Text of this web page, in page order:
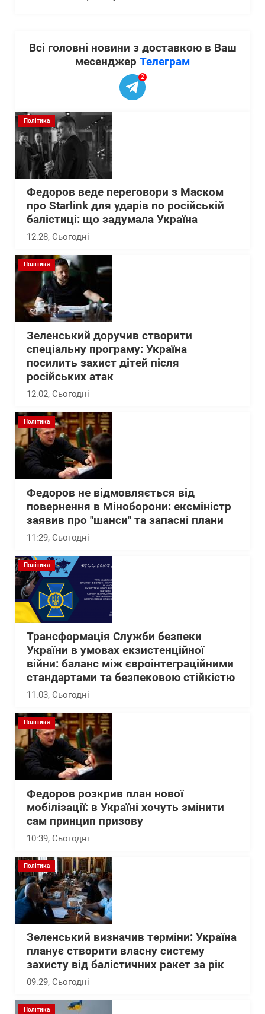
Всі головні новини з доставкою в Ваш
месенджер Телеграм
2
Політика
Федоров веде переговори з Маском
про Starlink для ударів по російській
балістиці: що задумала Україна
12:28, Сьогодні
Політика
Зеленський доручив створити
спеціальну програму: Україна
посилить захист дітей після
російських атак
12:02, Сьогодні
Політика
Федоров не відмовляється від
повернення в Міноборони: ексміністр
заявив про "шанси" та запасні плани
11:29, Сьогодні
Політика
Трансформація Служби безпеки
України в умовах екзистенційної
війни: баланс між євроінтеграційними
стандартами та безпековою стійкістю
11:03, Сьогодні
Політика
Федоров розкрив план нової
мобілізації: в Україні хочуть змінити
сам принцип призову
10:39, Сьогодні
Політика
Зеленський визначив терміни: Україна
планує створити власну систему
захисту від балістичних ракет за рік
09:29, Сьогодні
Політика